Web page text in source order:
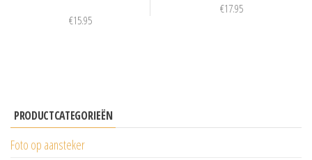
€15.95
€17.95
PRODUCTCATEGORIEËN
Foto op aansteker